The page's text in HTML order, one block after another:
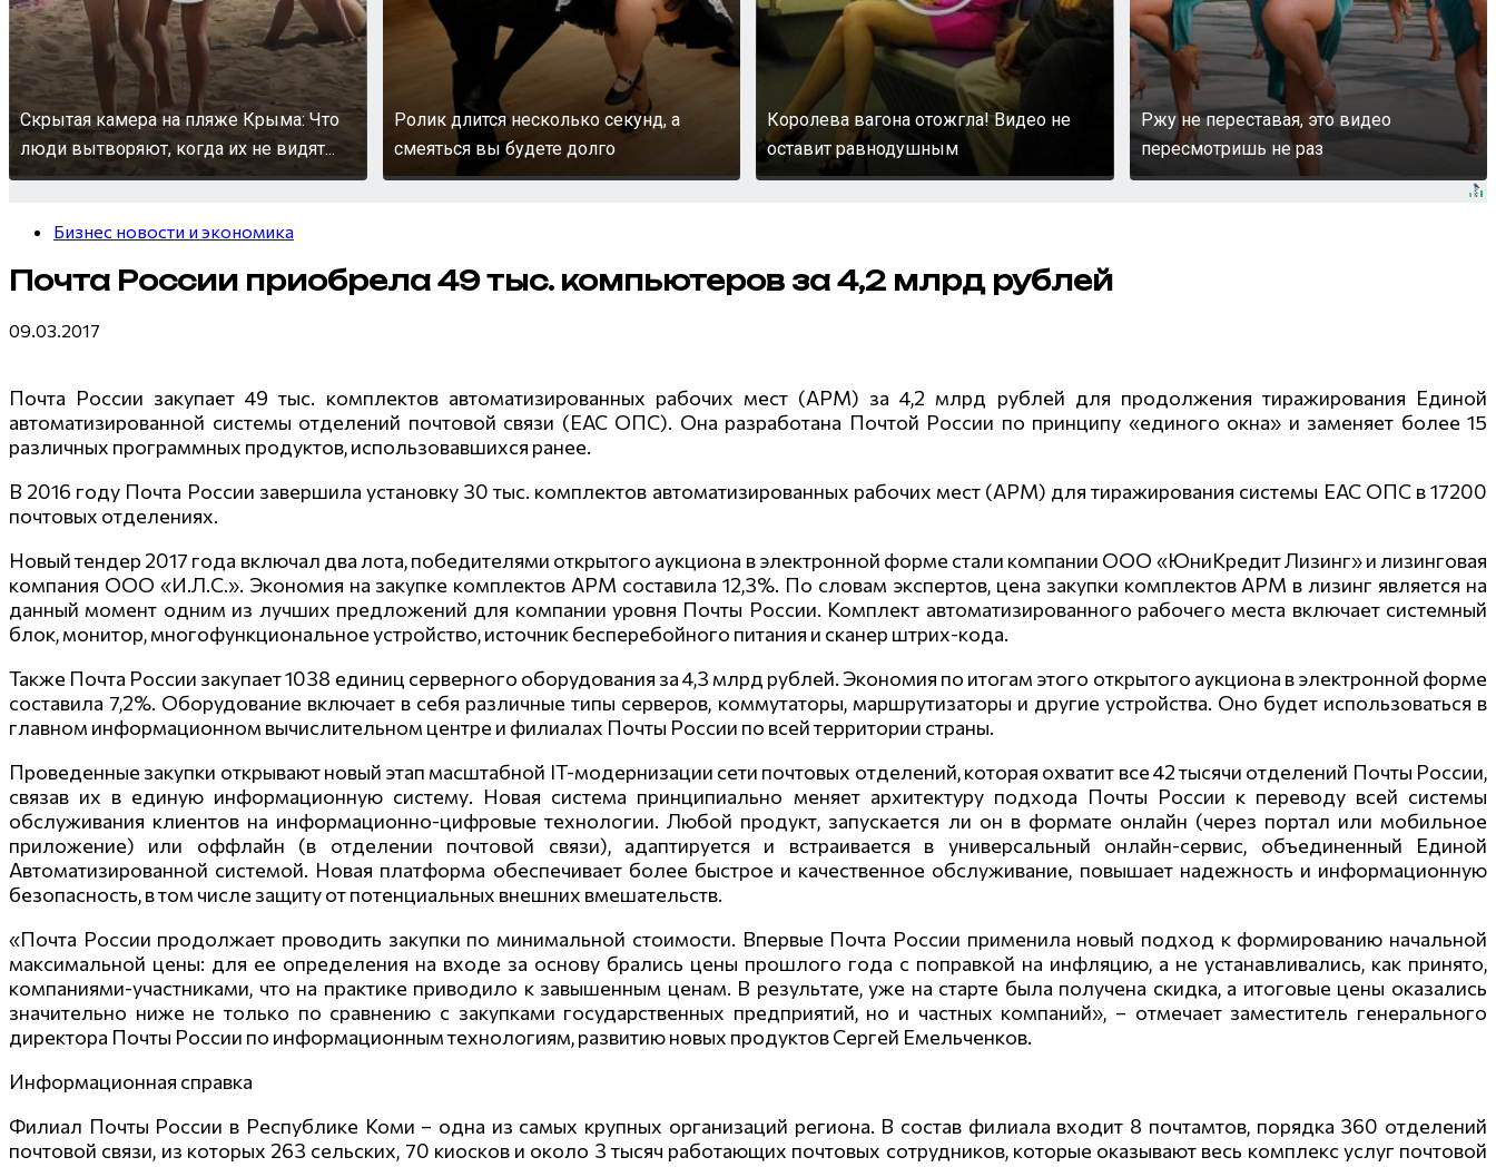
Скрытая камера на пляже Крыма: Что
люди вытворяют, когда их не видят...
Ролик длится несколько секунд, а
смеяться вы будете долго
Королева вагона отожгла! Видео не
оставит равнодушным
Ржу не переставая, это видео
пересмотришь не раз
Бизнес новости и экономика
Почта России приобрела 49 тыс. компьютеров за 4,2 млрд рублей
09.03.2017
Почта России закупает 49 тыс. комплектов автоматизированных рабочих мест (АРМ) за 4,2 млрд рублей для продолжения тиражирования Единой
автоматизированной системы отделений почтовой связи (ЕАС ОПС). Она разработана Почтой России по принципу «единого окна» и заменяет более 15
различных программных продуктов, использовавшихся ранее.
В 2016 году Почта России завершила установку 30 тыс. комплектов автоматизированных рабочих мест (АРМ) для тиражирования системы ЕАС ОПС в 17200
почтовых отделениях.
Новый тендер 2017 года включал два лота, победителями открытого аукциона в электронной форме стали компании ООО «ЮниКредит Лизинг» и лизинговая
компания ООО «И.Л.С.». Экономия на закупке комплектов АРМ составила 12,3%. По словам экспертов, цена закупки комплектов АРМ в лизинг является на
данный момент одним из лучших предложений для компании уровня Почты России. Комплект автоматизированного рабочего места включает системный
блок, монитор, многофункциональное устройство, источник бесперебойного питания и сканер штрих-кода.
Также Почта России закупает 1038 единиц серверного оборудования за 4,3 млрд рублей. Экономия по итогам этого открытого аукциона в электронной форме
составила 7,2%. Оборудование включает в себя различные типы серверов, коммутаторы, маршрутизаторы и другие устройства. Оно будет использоваться в
главном информационном вычислительном центре и филиалах Почты России по всей территории страны.
Проведенные закупки открывают новый этап масштабной IT-модернизации сети почтовых отделений, которая охватит все 42 тысячи отделений Почты России,
связав их в единую информационную систему. Новая система принципиально меняет архитектуру подхода Почты России к переводу всей системы
обслуживания клиентов на информационно-цифровые технологии. Любой продукт, запускается ли он в формате онлайн (через портал или мобильное
приложение) или оффлайн (в отделении почтовой связи), адаптируется и встраивается в универсальный онлайн-сервис, объединенный Единой
Автоматизированной системой. Новая платформа обеспечивает более быстрое и качественное обслуживание, повышает надежность и информационную
безопасность, в том числе защиту от потенциальных внешних вмешательств.
«Почта России продолжает проводить закупки по минимальной стоимости. Впервые Почта России применила новый подход к формированию начальной
максимальной цены: для ее определения на входе за основу брались цены прошлого года с поправкой на инфляцию, а не устанавливались, как принято,
компаниями-участниками, что на практике приводило к завышенным ценам. В результате, уже на старте была получена скидка, а итоговые цены оказались
значительно ниже не только по сравнению с закупками государственных предприятий, но и частных компаний», – отмечает заместитель генерального
директора Почты России по информационным технологиям, развитию новых продуктов Сергей Емельченков.
Информационная справка
Филиал Почты России в Республике Коми – одна из самых крупных организаций региона. В состав филиала входит 8 почтамтов, порядка 360 отделений
почтовой связи, из которых 263 сельских, 70 киосков и около 3 тысяч работающих почтовых сотрудников, которые оказывают весь комплекс услуг почтовой